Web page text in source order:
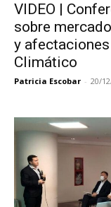
VIDEO |
sobre
y
Climático
Patricia Escobar - 20/